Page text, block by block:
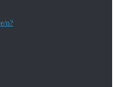
n?